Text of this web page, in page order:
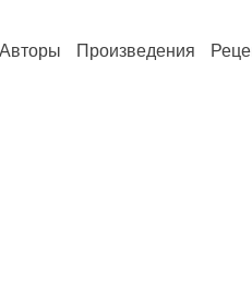
Авторы Произведения